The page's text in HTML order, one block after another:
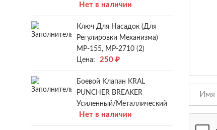
Нет в наличии
Ключ Для Насадок (для
Регулировки Механизма)
МР-155, МР-2710 (2)
Цена:
250 ₽
Боевой Клапан KRAL
PUNCHER BREAKER
Усиленный/металлический
Нет в наличии